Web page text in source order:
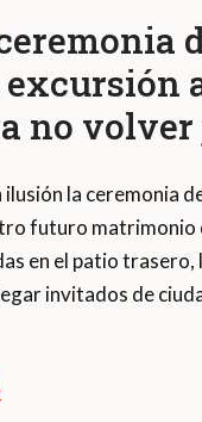
excursión
no volver
la ceremonia
futuro matrimonio
en el patio trasero,
invitados de